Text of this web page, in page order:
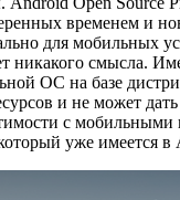
временем и
для мобильных
никакого смысла.
ОС на базе
и не может
с
уже имеется в